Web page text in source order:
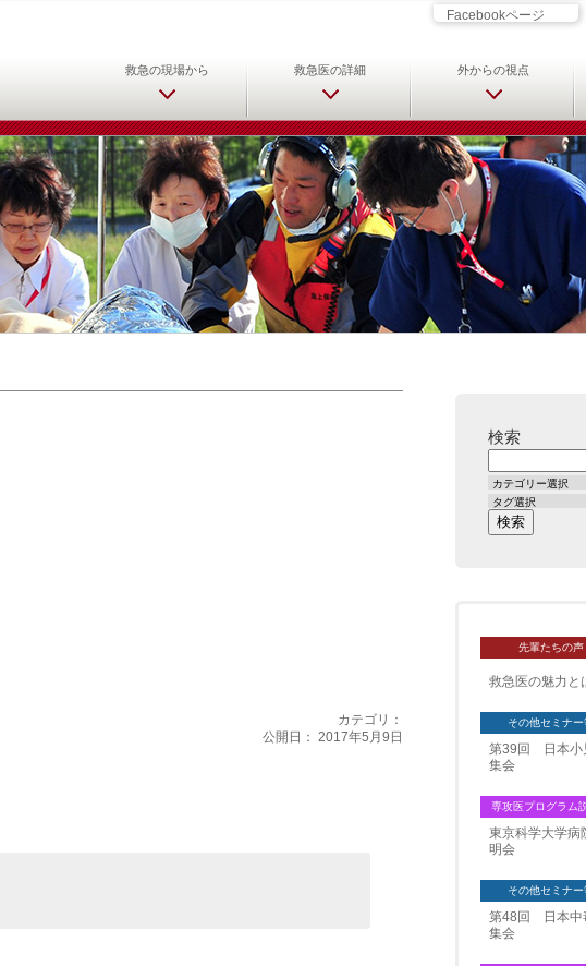
日本救急医学会 救急医をめざす君へ
Facebookページ
救急の現場から 救急医の詳細 外からの視点
カテゴリ：
公開日： 2017年5月9日
検索
先輩たちの声
救急医の魅力と
その他セミナー
第39回 日本小
集会
専攻医プログラム
東京科学大学
明会
その他セミナー
第48回 日本中
集会